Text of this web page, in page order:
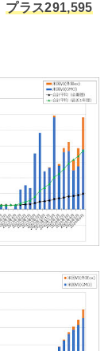
プラス291,595